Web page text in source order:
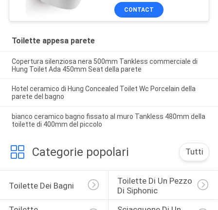
Washdown
CONTACT
Toilette appesa parete
Copertura silenziosa nera 500mm Tankless commerciale di
Hung Toilet Ada 450mm Seat della parete
Hotel ceramico di Hung Concealed Toilet Wc Porcelain della
parete del bagno
bianco ceramico bagno fissato al muro Tankless 480mm della
toilette di 400mm del piccolo
Categorie popolari Tutti
Toilette Dei Bagni
Toilette Di Un Pezzo
Di Siphonic